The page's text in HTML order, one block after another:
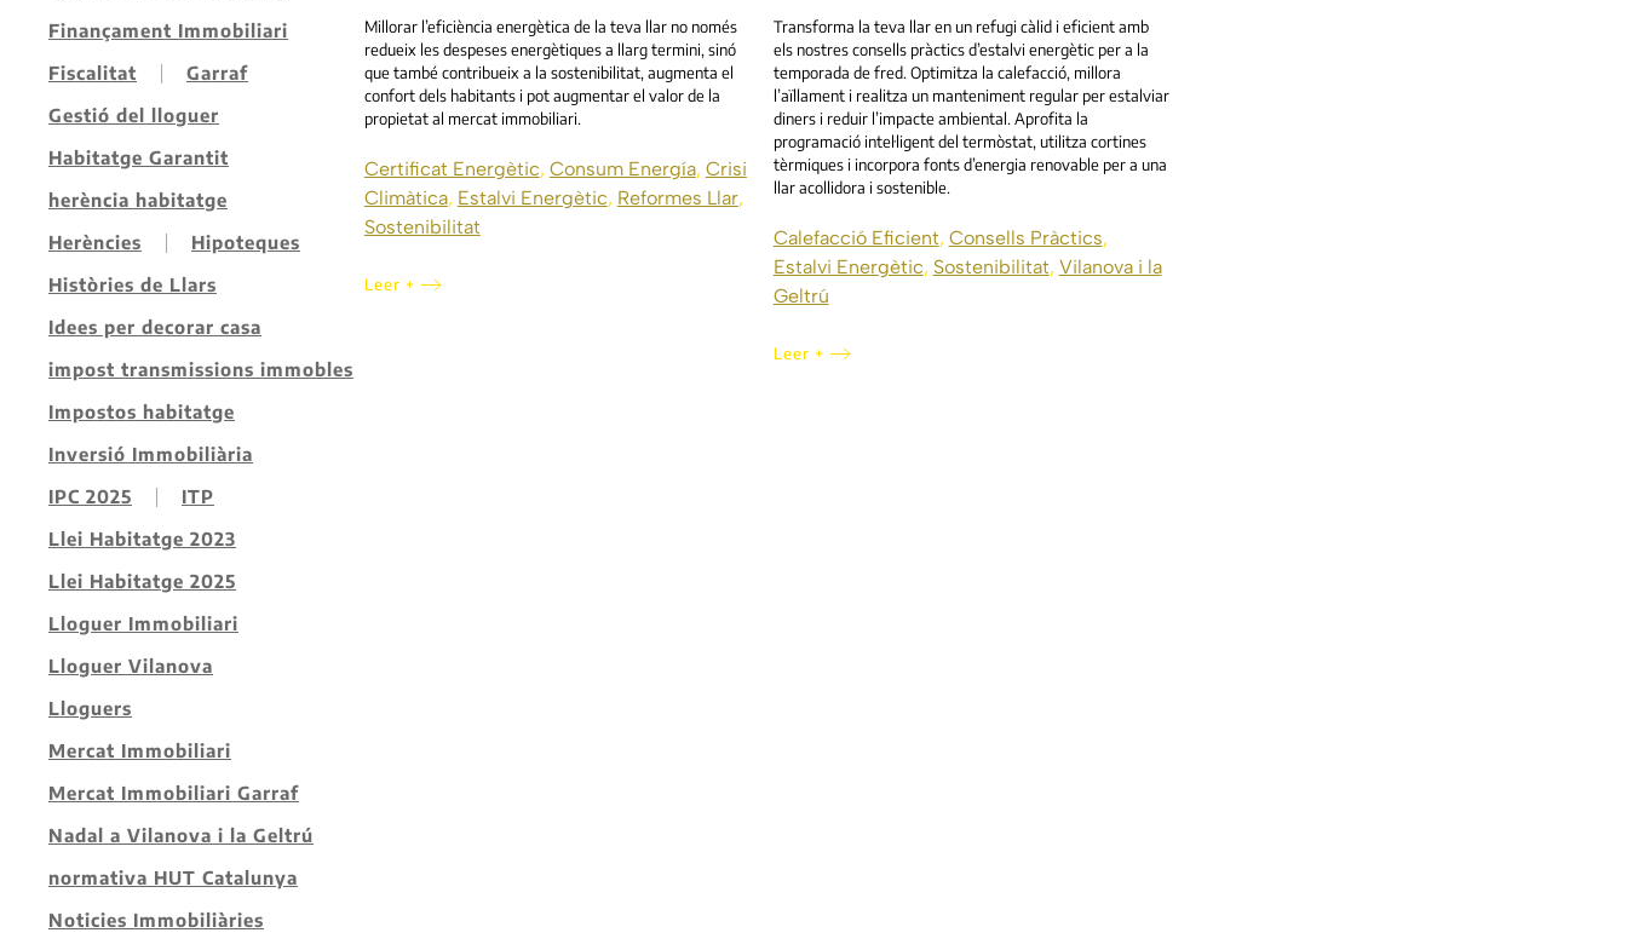
Finançament Immobiliari
Fiscalitat
Garraf
Gestió del lloguer
Habitatge Garantit
herència habitatge
Herències
Hipoteques
Històries de Llars
Idees per decorar casa
impost transmissions immobles
Impostos habitatge
Inversió Immobiliària
IPC 2025
ITP
Llei Habitatge 2023
Llei Habitatge 2025
Lloguer Immobiliari
Lloguer Vilanova
Lloguers
Mercat Immobiliari
Mercat Immobiliari Garraf
Nadal a Vilanova i la Geltrú
normativa HUT Catalunya
Noticies Immobiliàries
Millorar l’eficiència energètica de la teva llar no només
redueix les despeses energètiques a llarg termini, sinó
que també contribueix a la sostenibilitat, augmenta el
confort dels habitants i pot augmentar el valor de la
propietat al mercat immobiliari.
Certificat Energètic, Consum Energía, Crisi
Climàtica, Estalvi Energètic, Reformes Llar,
Sostenibilitat
Leer +
Transforma la teva llar en un refugi càlid i eficient amb
els nostres consells pràctics d’estalvi energètic per a la
temporada de fred. Optimitza la calefacció, millora
l’aïllament i realitza un manteniment regular per estalviar
diners i reduir l’impacte ambiental. Aprofita la
programació intel·ligent del termòstat, utilitza cortines
tèrmiques i incorpora fonts d’energia renovable per a una
llar acollidora i sostenible.
Calefacció Eficient, Consells Pràctics,
Estalvi Energètic, Sostenibilitat, Vilanova i la
Geltrú
Leer +